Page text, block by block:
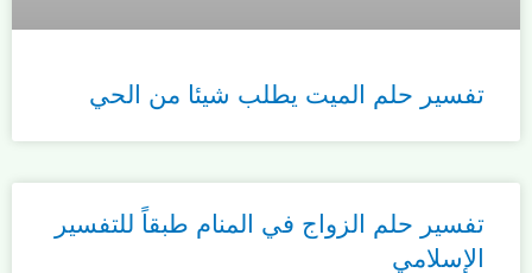
تفسير حلم الميت يطلب شيئا من الحي
تفسير حلم الزواج في المنام طبقاً للتفسير
الإسلامي